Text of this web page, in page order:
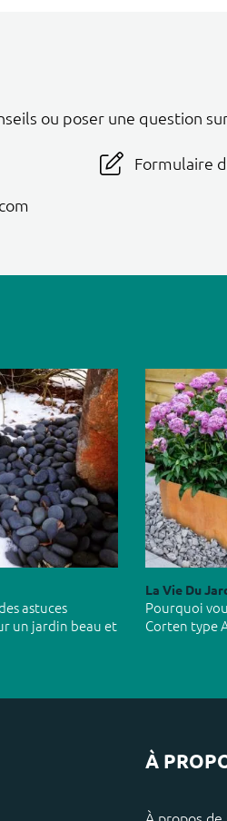
ou poser une question
Formulaire
astuces
un jardin beau et
La Vie Du
Pourquoi
Corten type
À
À propos